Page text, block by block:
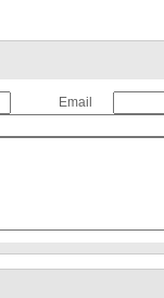
Email